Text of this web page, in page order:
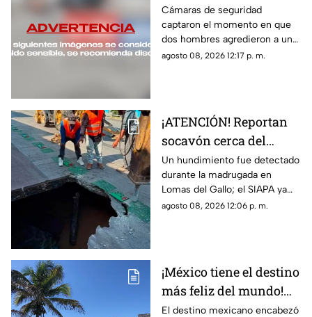
en tragedia familiar en
Puebla
Cámaras de seguridad
captaron el momento en que
dos hombres agredieron a un
hombre, quien murió tras el
agosto 08, 2026 12:17 p. m.
¡ATENCIÓN! Reportan
socavón cerca del
parque Luis Quintanar
en Guadalajara
Un hundimiento fue detectado
durante la madrugada en
Lomas del Gallo; el SIAPA ya
trabaja en la reparación y pide
agosto 08, 2026 12:06 p. m.
¡México tiene el destino
más feliz del mundo!
Tulum supera a Miami
El destino mexicano encabezó